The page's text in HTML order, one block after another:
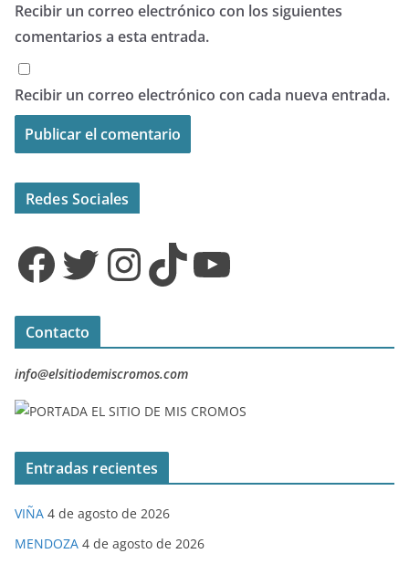
Recibir un correo electrónico con los siguientes
comentarios a esta entrada.
Recibir un correo electrónico con cada nueva entrada.
Redes Sociales
Facebook Twitter InstagramTikTok YouTube
Contacto
info@elsitiodemiscromos.com
Entradas recientes
VIÑA 4 de agosto de 2026
MENDOZA 4 de agosto de 2026